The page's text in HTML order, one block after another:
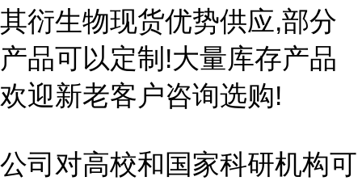
其衍生物现货优势供应,部分
产品可以定制!大量库存产品
欢迎新老客户咨询选购!
公司对高校和国家科研机构可